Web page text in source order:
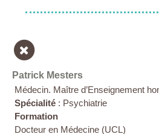
Patrick Mesters
Médecin. Maître d’Enseignement
Spécialité : Psychiatrie
Formation
Docteur en Médecine (UCL)